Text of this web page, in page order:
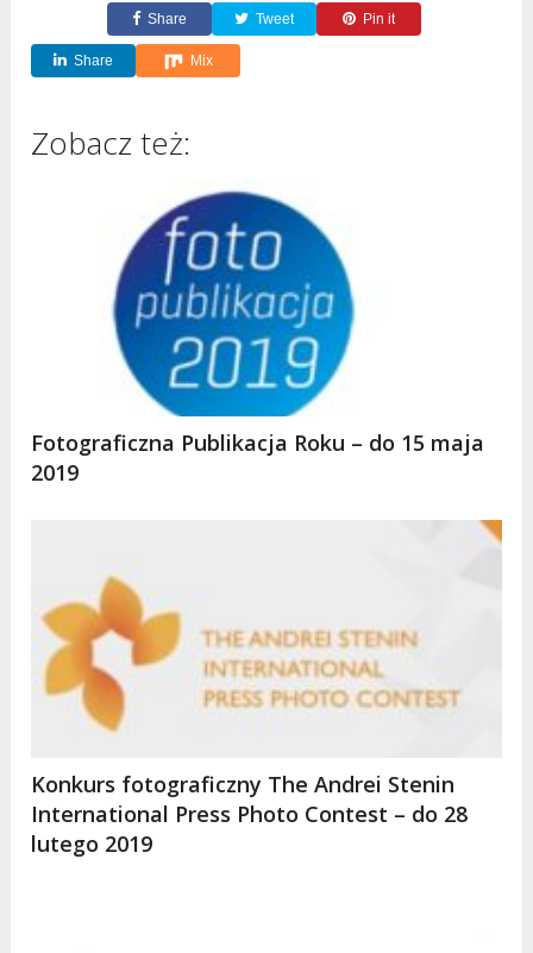
Share Tweet Pin it
Share Mix
Zobacz też:
Fotograficzna Publikacja Roku – do 15 maja
2019
Konkurs fotograficzny The Andrei Stenin
International Press Photo Contest – do 28
lutego 2019